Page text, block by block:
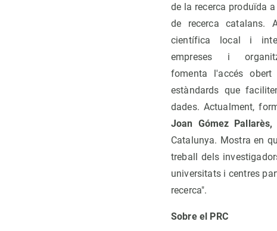
de la recerca produïda
de recerca catalans.
científica local i
empreses i
fomenta l'accés
estàndards que
dades. Actualment,
Joan Gómez
Catalunya. Mostra en
treball dels
universitats i centres
recerca".
Sobre el PRC